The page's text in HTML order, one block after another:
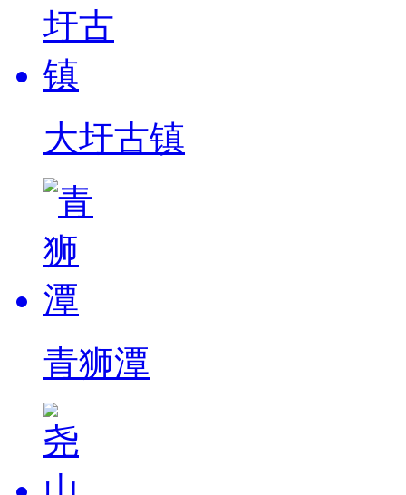
大圩古镇
青狮潭